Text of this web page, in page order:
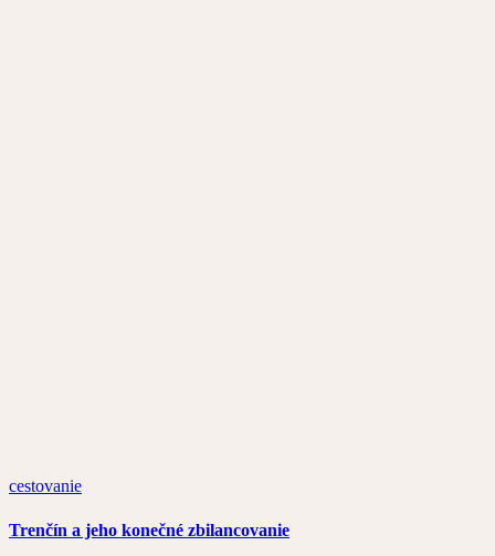
cestovanie
Trenčín a jeho konečné zbilancovanie